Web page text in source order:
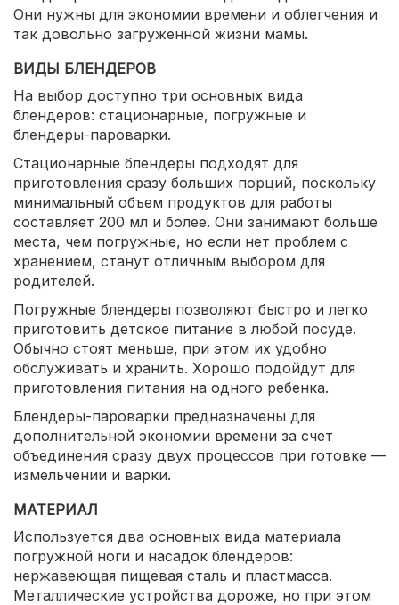
Они нужны для экономии времени и облегчения и
так довольно загруженной жизни мамы.
ВИДЫ БЛЕНДЕРОВ
На выбор доступно три основных вида
блендеров: стационарные, погружные и
блендеры-пароварки.
Стационарные блендеры подходят для
приготовления сразу больших порций, поскольку
минимальный объем продуктов для работы
составляет 200 мл и более. Они занимают больше
места, чем погружные, но если нет проблем с
хранением, станут отличным выбором для
родителей.
Погружные блендеры позволяют быстро и легко
приготовить детское питание в любой посуде.
Обычно стоят меньше, при этом их удобно
обслуживать и хранить. Хорошо подойдут для
приготовления питания на одного ребенка.
Блендеры-пароварки предназначены для
дополнительной экономии времени за счет
объединения сразу двух процессов при готовке —
измельчении и варки.
МАТЕРИАЛ
Используется два основных вида материала
погружной ноги и насадок блендеров:
нержавеющая пищевая сталь и пластмасса.
Металлические устройства дороже, но при этом